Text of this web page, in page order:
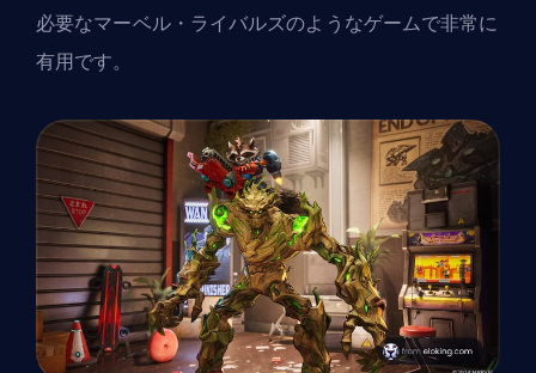
必要なマーベル・ライバルズのようなゲームで非常に
有用です。